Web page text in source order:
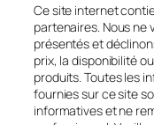
Ce site internet
partenaires. Nous
présentés et
prix, la disponibilité
produits. Toutes les
fournies sur ce site
informatives et ne